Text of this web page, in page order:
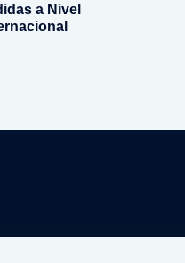
a Nivel